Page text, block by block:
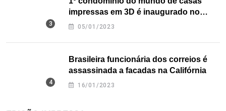
impressas em 3D é inaugurado no
Texas
05/01/2023
Brasileira funcionária dos correios é
assassinada a facadas na Califórnia
16/01/2023